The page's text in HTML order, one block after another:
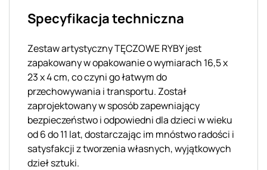
Specyfikacja techniczna
Zestaw artystyczny TĘCZOWE RYBY jest
zapakowany w opakowanie o wymiarach 16,5 x
23 x 4 cm, co czyni go łatwym do
przechowywania i transportu. Został
zaprojektowany w sposób zapewniający
bezpieczeństwo i odpowiedni dla dzieci w wieku
od 6 do 11 lat, dostarczając im mnóstwo radości i
satysfakcji z tworzenia własnych, wyjątkowych
dzieł sztuki.